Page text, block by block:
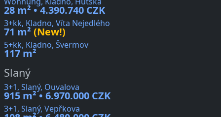
28 m² • 4.390.740 CZK
3+kk, Kladno, Víta Nejedlého
71 m² (New!)
5+kk, Kladno, Švermov
117 m²
Slaný
3+1, Slaný, Ouvalova
915 m² • 6.970.000 CZK
3+1, Slaný, Vepřkova